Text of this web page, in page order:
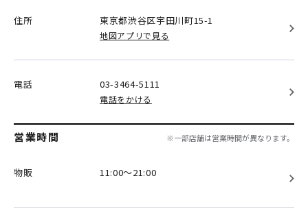
住所 東京都渋谷区宇田川町15-1
地図アプリで見る
電話 03-3464-5111
電話をかける
営業時間 ※一部店舗は営業時間が異なります。
物販 11:00～21:00